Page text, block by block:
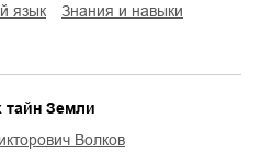
язык знания и навыки
тайн Земли
Волков